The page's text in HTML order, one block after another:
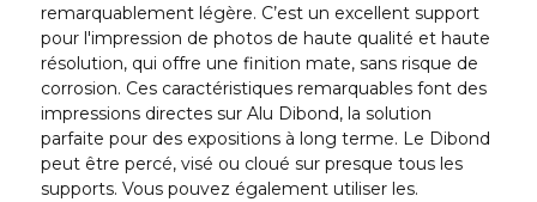
remarquablement légère. C’est un excellent support
pour l'impression de photos de haute qualité et haute
résolution, qui offre une finition mate, sans risque de
corrosion. Ces caractéristiques remarquables font des
impressions directes sur Alu Dibond, la solution
parfaite pour des expositions à long terme. Le Dibond
peut être percé, visé ou cloué sur presque tous les
supports. Vous pouvez également utiliser les.